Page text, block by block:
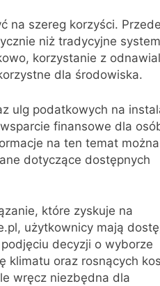
na szereg korzyści. Przede
niż tradycyjne
korzystanie z
dla środowiska.
ulg podatkowych na
finansowe dla
na ten temat można
dotyczące dostępnych
które zyskuje na
użytkownicy mają
decyzji o wyborze
klimatu oraz rosnących
wręcz niezbędna dla